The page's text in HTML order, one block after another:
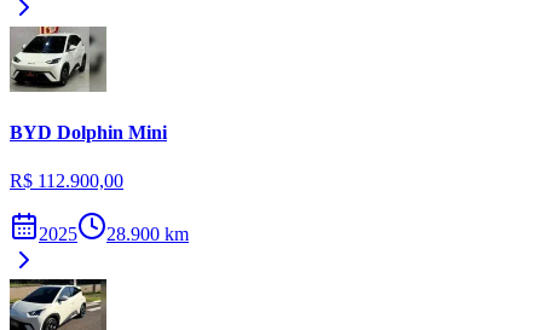
BYD Dolphin Mini
R$ 112.900,00
2025 28.900 km